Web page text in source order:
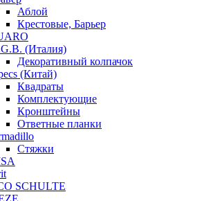
Аблой
Крестовые, Барьер
(Италия)
Декоративный колпачок
(Китай)
Квадраты
Комплектующие
Кронштейны
Ответные планки
Стяжки
SCHULTE